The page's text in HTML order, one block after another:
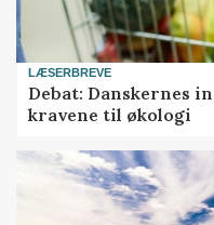
LÆSERBREVE
Debat: Danskernes
kravene til økologi